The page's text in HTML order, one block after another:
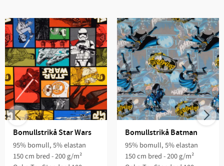
Bomullstrikå Star Wars
95% bomull, 5% elastan
150 cm bred - 200 g/m²
Bomullstrikå Batman
95% bomull, 5% elastan
150 cm bred - 200 g/m²